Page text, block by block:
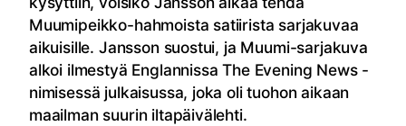
Muumipeikko-hahmoista satiirista sarjakuvaa
aikuisille. Jansson suostui, ja Muumi-sarjakuva
alkoi ilmestyä Englannissa The Evening News -
nimisessä julkaisussa, joka oli tuohon aikaan
maailman suurin iltapäivälehti.